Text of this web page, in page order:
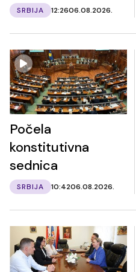
SRBIJA 12:2606.08.2026.
Počela
konstitutivna
sednica
SRBIJA 10:4206.08.2026.